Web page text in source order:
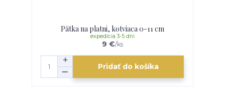
Pätka na platni, kotviaca 0-11 cm
9 €/ks
expedícia 3-5 dní
Pridať do košíka